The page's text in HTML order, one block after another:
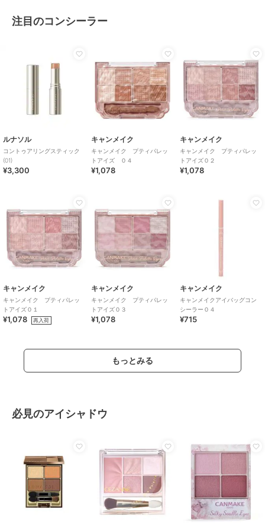
注目のコンシーラー
ルナソル
コントゥアリングスティック
(01)
¥3,300
キャンメイク
キャンメイク プティパレッ
トアイズ ０４
¥1,078
キャンメイク
キャンメイク プティパレッ
トアイズ０２
¥1,078
キャンメイク
キャンメイク プティパレッ
トアイズ０１
¥1,078 再入荷
キャンメイク
キャンメイク プティパレッ
トアイズ０３
¥1,078
キャンメイク
キャンメイクアイバッグコン
シーラー０４
¥715
もっとみる
必見のアイシャドウ